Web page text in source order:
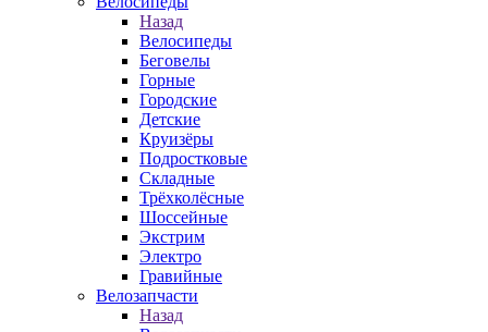
Назад
Велосипеды
Беговелы
Горные
Городские
Детские
Круизёры
Подростковые
Складные
Трёхколёсные
Шоссейные
Экстрим
Электро
Гравийные
Велозапчасти
Назад